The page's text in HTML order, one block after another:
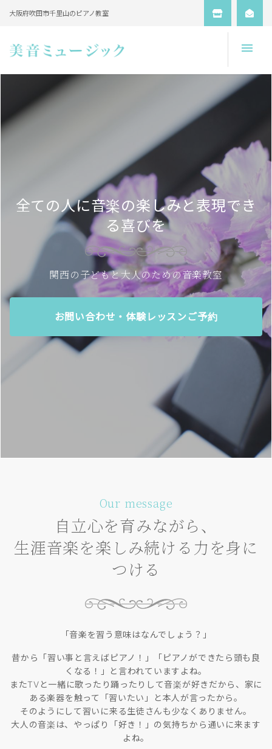
大阪府吹田市千里山のピアノ教室
全ての人に音楽の楽しみと表現でき
る喜びを
関西の子どもと大人のための音楽教室
お問い合わせ・体験レッスンご予約
Our message
自立心を育みながら、
生涯音楽を楽しみ続ける力を身に
つける
「音楽を習う意味はなんでしょう？」
昔から「習い事と言えばピアノ！」「ピアノができたら頭も良
くなる！」と言われていますよね。
またTVと一緒に歌ったり踊ったりして音楽が好きだから、家に
ある楽器を触って「習いたい」と本人が言ったから。
そのようにして習いに来る生徒さんも少なくありません。
大人の音楽は、やっぱり「好き！」の気持ちから通いに来ます
よね。